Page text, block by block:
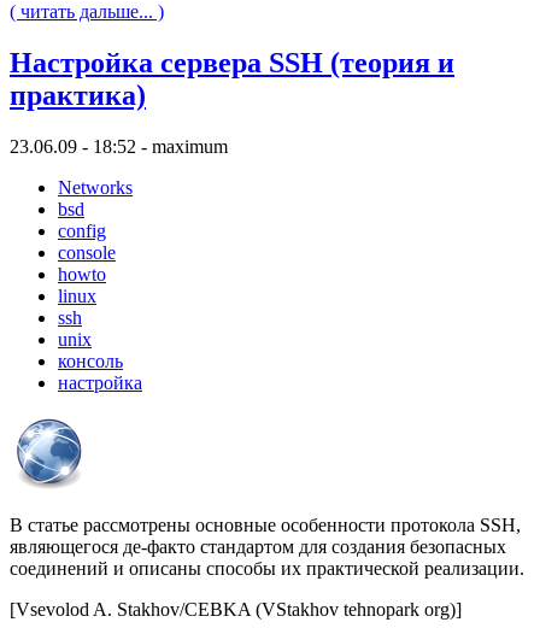
( читать дальше... )
Настройка сервера SSH (теория и
практика)
23.06.09 - 18:52 - maximum
Networks
bsd
config
console
howto
linux
ssh
unix
консоль
настройка
В статье рассмотрены основные особенности протокола SSH,
являющегося де-факто стандартом для создания безопасных
соединений и описаны способы их практической реализации.
[Vsevolod A. Stakhov/CEBKA (VStakhov tehnopark org)]